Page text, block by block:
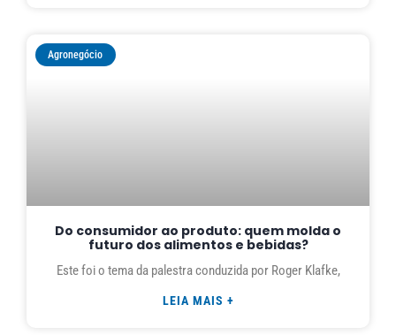
Agronegócio
Do consumidor ao produto: quem molda o
futuro dos alimentos e bebidas?
Este foi o tema da palestra conduzida por Roger Klafke,
LEIA MAIS +